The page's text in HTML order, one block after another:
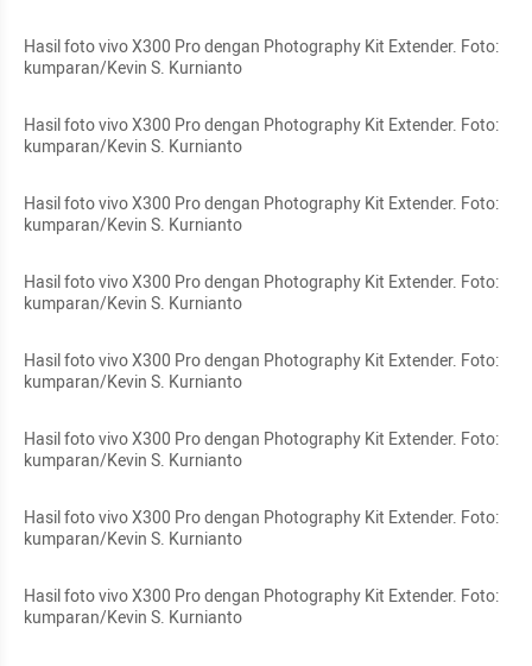
Hasil foto vivo X300 Pro dengan Photography Kit Extender. Foto:
kumparan/Kevin S. Kurnianto
Hasil foto vivo X300 Pro dengan Photography Kit Extender. Foto:
kumparan/Kevin S. Kurnianto
Hasil foto vivo X300 Pro dengan Photography Kit Extender. Foto:
kumparan/Kevin S. Kurnianto
Hasil foto vivo X300 Pro dengan Photography Kit Extender. Foto:
kumparan/Kevin S. Kurnianto
Hasil foto vivo X300 Pro dengan Photography Kit Extender. Foto:
kumparan/Kevin S. Kurnianto
Hasil foto vivo X300 Pro dengan Photography Kit Extender. Foto:
kumparan/Kevin S. Kurnianto
Hasil foto vivo X300 Pro dengan Photography Kit Extender. Foto:
kumparan/Kevin S. Kurnianto
Hasil foto vivo X300 Pro dengan Photography Kit Extender. Foto:
kumparan/Kevin S. Kurnianto